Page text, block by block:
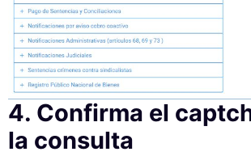
4. Confirma el
la consulta